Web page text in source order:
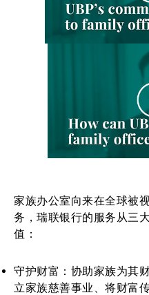
家族办公室向来在全球被
务，瑞联银行的服务从三
值：
守护财富：协助家族为其
立家族慈善事业、将财富